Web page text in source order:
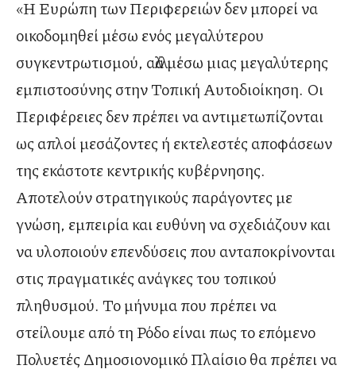
«Η Ευρώπη των Περιφερειών δεν μπορεί να
οικοδομηθεί μέσω ενός μεγαλύτερου
συγκεντρωτισμού, αλλά μέσω μιας μεγαλύτερης
εμπιστοσύνης στην Τοπική Αυτοδιοίκηση. Οι
Περιφέρειες δεν πρέπει να αντιμετωπίζονται
ως απλοί μεσάζοντες ή εκτελεστές αποφάσεων
της εκάστοτε κεντρικής κυβέρνησης.
Αποτελούν στρατηγικούς παράγοντες με
γνώση, εμπειρία και ευθύνη να σχεδιάζουν και
να υλοποιούν επενδύσεις που ανταποκρίνονται
στις πραγματικές ανάγκες του τοπικού
πληθυσμού. Το μήνυμα που πρέπει να
στείλουμε από τη Ρόδο είναι πως το επόμενο
Πολυετές Δημοσιονομικό Πλαίσιο θα πρέπει να